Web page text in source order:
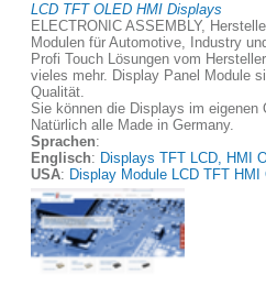
LCD TFT OLED HMI Displays
ELECTRONIC ASSEMBLY,
Modulen für Automotive, Industry
Profi Touch Lösungen vom
vieles mehr. Display Panel Module
Qualität.
Sie können die Displays im eigenen
Natürlich alle Made in Germany.
Sprachen:
Englisch: Displays TFT LCD, HMI
USA: Display Module LCD TFT HMI